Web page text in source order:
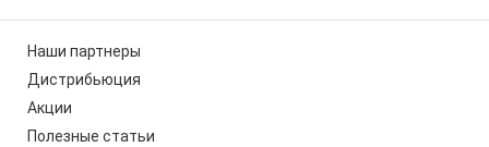
Наши партнеры
Дистрибьюция
Акции
Полезные статьи